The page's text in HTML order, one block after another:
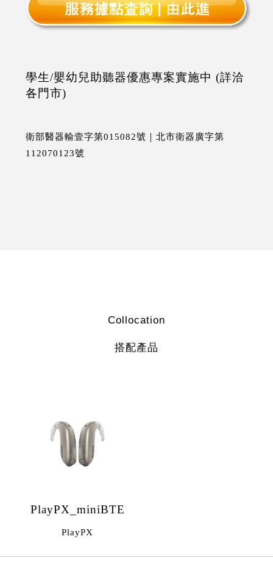
學生/嬰幼兒助聽器優惠專案實施中 (詳洽
各門市)
衛部醫器輸壹字第015082號｜北市衛器廣字第
112070123號
Collocation
搭配產品
PlayPX_miniBTE
PlayPX